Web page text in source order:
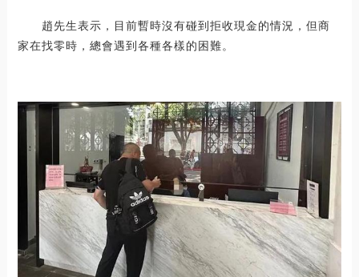
趙先生表示，目前暫時沒有碰到拒收現金的情況，但商
家在找零時，總會遇到各種各樣的困難。